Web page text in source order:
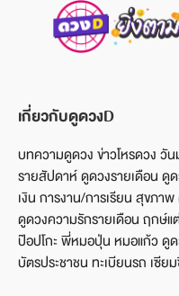
เกี่ยวกับดูดวงD
บทความดูดวง ข่าวโหรดวง วั
รายสัปดาห์ ดูดวงรายเดือน ดู
เงิน การงาน/การเรียน สุขภ
ดูดวงความรักรายเดือน ฤกษ์
ป๊อปโกะ พี่หมอปุ่น หมอแก้ว ดู
บัตรประชาชน ทะเบียนรถ เซี